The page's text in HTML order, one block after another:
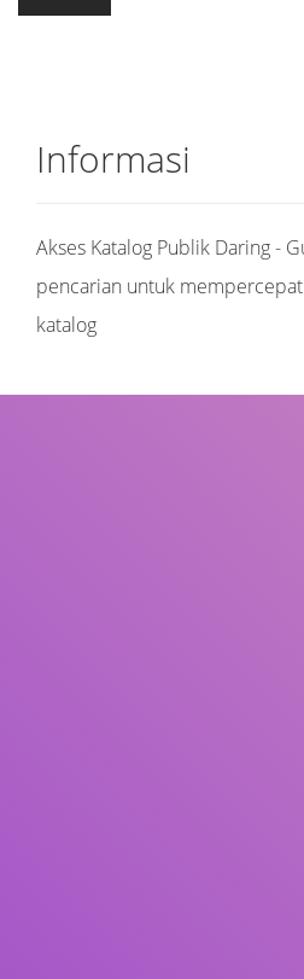
Informasi
Akses Katalog Publik Daring -
pencarian untuk
katalog